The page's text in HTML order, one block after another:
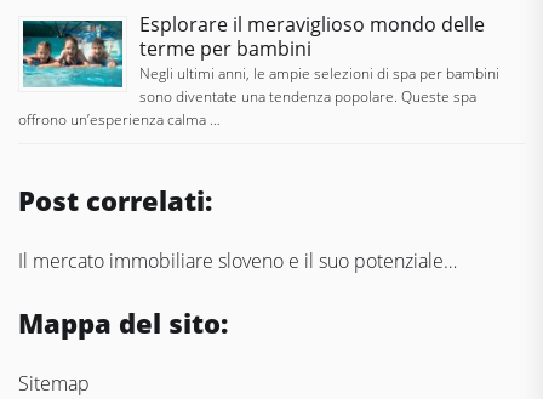
Esplorare il meraviglioso mondo delle
terme per bambini
Negli ultimi anni, le ampie selezioni di spa per bambini
sono diventate una tendenza popolare. Queste spa
offrono un’esperienza calma …
Post correlati:
Il mercato immobiliare sloveno e il suo potenziale…
Mappa del sito:
Sitemap